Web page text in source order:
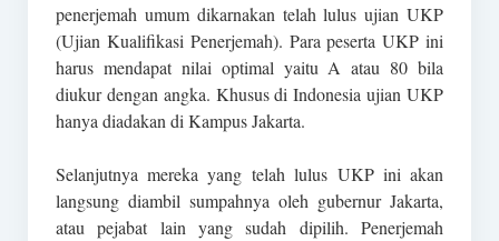
penerjemah umum dikarnakan telah lulus ujian UKP
(Ujian Kualifikasi Penerjemah). Para peserta UKP ini
harus mendapat nilai optimal yaitu A atau 80 bila
diukur dengan angka. Khusus di Indonesia ujian UKP
hanya diadakan di Kampus Jakarta.
Selanjutnya mereka yang telah lulus UKP ini akan
langsung diambil sumpahnya oleh gubernur Jakarta,
atau pejabat lain yang sudah dipilih. Penerjemah